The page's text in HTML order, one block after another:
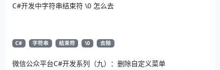
C#开发中字符串结束符 \0 怎么去
C# 字符串 结束符 \0 去除
微信公众平台C#开发系列（九）：删除自定义菜单